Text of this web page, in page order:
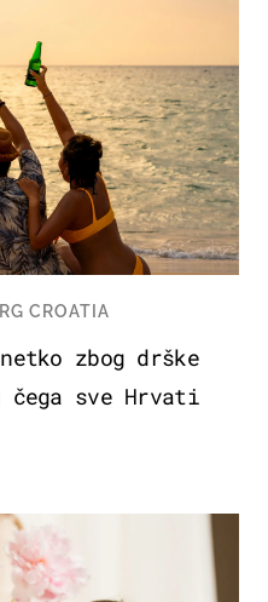
CROATIA
zbog drške
čega sve Hrvati